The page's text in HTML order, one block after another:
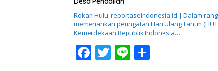
Rokan Hulu, reportaseindonesia.id | Dalam
memeriahkan peringatan Hari Ulang Tahun
Kemerdekaan Republik Indonesia…
F T Li